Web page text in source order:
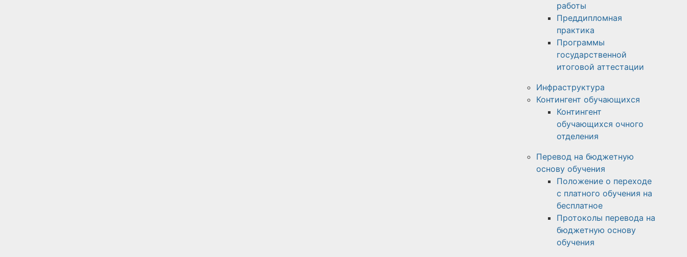
работы
Преддипломная
практика
Программы
государственной
итоговой аттестации
Инфраструктура
Контингент обучающихся
Контингент
обучающихся очного
отделения
Перевод на бюджетную
основу обучения
Положение о переходе
с платного обучения на
бесплатное
Протоколы перевода на
бюджетную основу
обучения